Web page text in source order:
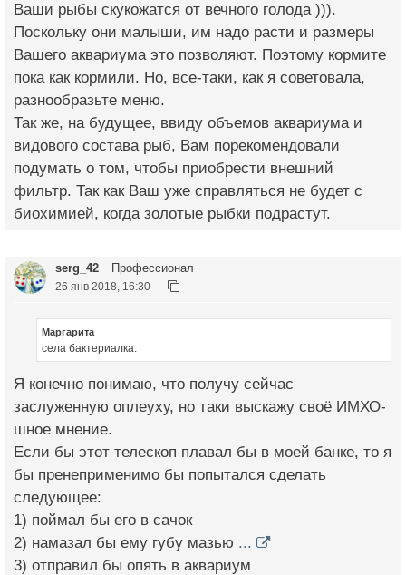
Ваши рыбы скукожатся от вечного голода ))).
Поскольку они малыши, им надо расти и размеры
Вашего аквариума это позволяют. Поэтому кормите
пока как кормили. Но, все-таки, как я советовала,
разнообразьте меню.
Так же, на будущее, ввиду объемов аквариума и
видового состава рыб, Вам порекомендовали
подумать о том, чтобы приобрести внешний
фильтр. Так как Ваш уже справляться не будет с
биохимией, когда золотые рыбки подрастут.
serg_42 Профессионал
26 янв 2018, 16:30
Маргарита
села бактериалка.
Я конечно понимаю, что получу сейчас
заслуженную оплеуху, но таки выскажу своё ИМХО-
шное мнение.
Если бы этот телескоп плавал бы в моей банке, то я
бы пренеприменимо бы попытался сделать
следующее:
1) поймал бы его в сачок
2) намазал бы ему губу мазью ...
3) отправил бы опять в аквариум